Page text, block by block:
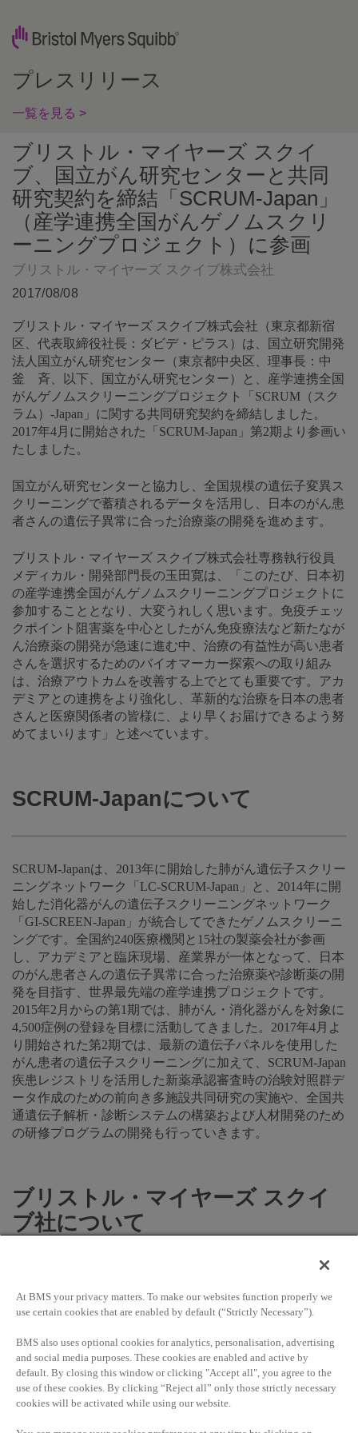
プレスリリース
一覧を見る >
ブリストル・マイヤーズ スクイ
ブ、国立がん研究センターと共同
研究契約を締結「SCRUM-Japan」
（産学連携全国がんゲノムスクリ
ーニングプロジェクト）に参画
ブリストル・マイヤーズ スクイブ株式会社
2017/08/08
ブリストル・マイヤーズ スクイブ株式会社（東京都新宿
区、代表取締役社長：ダビデ・ピラス）は、国立研究開発
法人国立がん研究センター（東京都中央区、理事長：中
釜 斉、以下、国立がん研究センター）と、産学連携全国
がんゲノムスクリーニングプロジェクト「SCRUM（スク
ラム）-Japan」に関する共同研究契約を締結しました。
2017年4月に開始された「SCRUM-Japan」第2期より参画い
たしました。
国立がん研究センターと協力し、全国規模の遺伝子変異ス
クリーニングで蓄積されるデータを活用し、日本のがん患
者さんの遺伝子異常に合った治療薬の開発を進めます。
ブリストル・マイヤーズ スクイブ株式会社専務執行役員
メディカル・開発部門長の玉田寛は、「このたび、日本初
の産学連携全国がんゲノムスクリーニングプロジェクトに
参加することとなり、大変うれしく思います。免疫チェッ
クポイント阻害薬を中心としたがん免疫療法など新たなが
ん治療薬の開発が急速に進む中、治療の有益性が高い患者
さんを選択するためのバイオマーカー探索への取り組み
は、治療アウトカムを改善する上でとても重要です。アカ
デミアとの連携をより強化し、革新的な治療を日本の患者
さんと医療関係者の皆様に、より早くお届けできるよう努
めてまいります」と述べています。
SCRUM-Japanについて
SCRUM-Japanは、2013年に開始した肺がん遺伝子スクリー
ニングネットワーク「LC-SCRUM-Japan」と、2014年に開
始した消化器がんの遺伝子スクリーニングネットワーク
「GI-SCREEN-Japan」が統合してできたゲノムスクリーニ
ングです。全国約240医療機関と15社の製薬会社が参画
し、アカデミアと臨床現場、産業界が一体となって、日本
のがん患者さんの遺伝子異常に合った治療薬や診断薬の開
発を目指す、世界最先端の産学連携プロジェクトです。
2015年2月からの第1期では、肺がん・消化器がんを対象に
4,500症例の登録を目標に活動してきました。2017年4月よ
り開始された第2期では、最新の遺伝子パネルを使用した
がん患者の遺伝子スクリーニングに加えて、SCRUM-Japan
疾患レジストリを活用した新薬承認審査時の治験対照群デ
ータ作成のための前向き多施設共同研究の実施や、全国共
通遺伝子解析・診断システムの構築および人材開発のため
の研修プログラムの開発も行っていきます。
ブリストル・マイヤーズ スクイ
ブ社について
ブリストル・マイヤーズ スクイブ社（本社：米ニューヨ
ーク州ニューヨーク、CEO：ジョバンニ・カフォリオ）
したグローバルバイオファーマ企業です。深刻な病気を抱
える患者さんを助けるための革新的な医薬品を開発し提供
することを使命に、「がん・腫瘍免疫」「免疫系疾患」
「心血管疾患」「繊維症」の4つの重点疾患領域を中心に
At BMS your privacy matters. To make our websites function properly we
use certain cookies that are enabled by default (“Strictly Necessary”).
BMS also uses optional cookies for analytics, personalisation, advertising
and social media purposes. These cookies are enabled and active by
default. By closing this window or clicking "Accept all", you agree to the
use of these cookies. By clicking “Reject all” only those strictly necessary
cookies will be activated while using our website.